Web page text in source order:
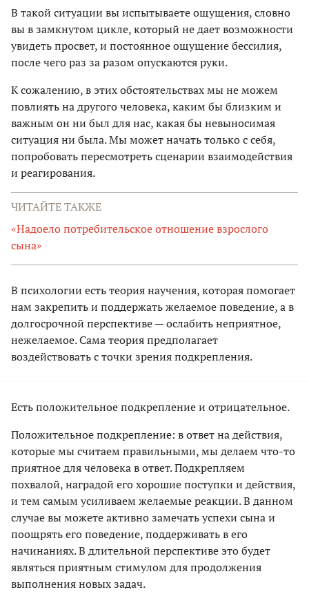
В такой ситуации вы испытываете ощущения, словно
вы в замкнутом цикле, который не дает возможности
увидеть просвет, и постоянное ощущение бессилия,
после чего раз за разом опускаются руки.
К сожалению, в этих обстоятельствах мы не можем
повлиять на другого человека, каким бы близким и
важным он ни был для нас, какая бы невыносимая
ситуация ни была. Мы может начать только с себя,
попробовать пересмотреть сценарии взаимодействия
и реагирования.
ЧИТАЙТЕ ТАКЖЕ
«Надоело потребительское отношение взрослого
сына»
В психологии есть теория научения, которая помогает
нам закрепить и поддержать желаемое поведение, а в
долгосрочной перспективе — ослабить неприятное,
нежелаемое. Сама теория предполагает
воздействовать с точки зрения подкрепления.
Есть положительное подкрепление и отрицательное.
Положительное подкрепление: в ответ на действия,
которые мы считаем правильными, мы делаем что-то
приятное для человека в ответ. Подкрепляем
похвалой, наградой его хорошие поступки и действия,
и тем самым усиливаем желаемые реакции. В данном
случае вы можете активно замечать успехи сына и
поощрять его поведение, поддерживать в его
начинаниях. В длительной перспективе это будет
являться приятным стимулом для продолжения
выполнения новых задач.